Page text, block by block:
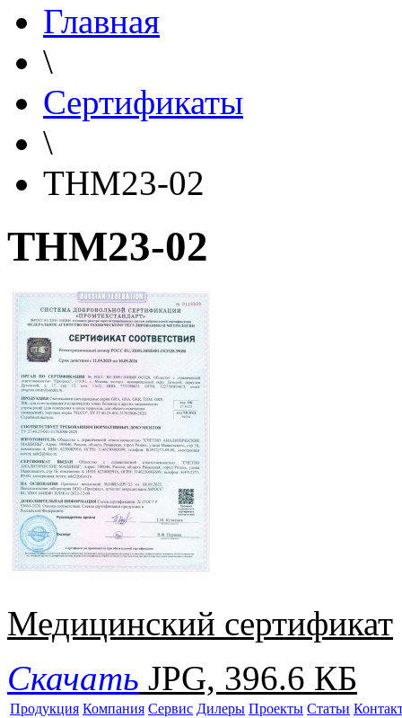
Главная
\
Сертификаты
\
THM23-02
THM23-02
Медицинский сертификат
Скачать JPG, 396.6 КБ
Продукция Компания Сервис Дилеры Проекты Статьи